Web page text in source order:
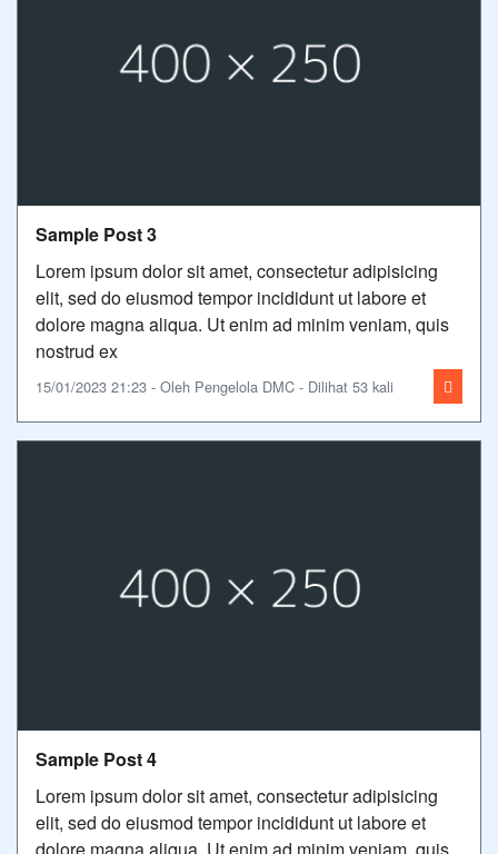
Sample Post 3
Lorem ipsum dolor sit amet, consectetur adipisicing
elit, sed do eiusmod tempor incididunt ut labore et
dolore magna aliqua. Ut enim ad minim veniam, quis
nostrud ex
15/01/2023 21:23 - Oleh Pengelola DMC - Dilihat 53 kali
Sample Post 4
Lorem ipsum dolor sit amet, consectetur adipisicing
elit, sed do eiusmod tempor incididunt ut labore et